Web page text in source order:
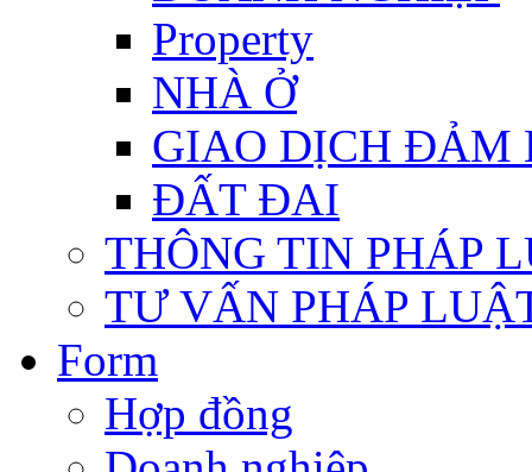
Property
NHÀ Ở
GIAO DỊCH ĐẢM
ĐẤT ĐAI
THÔNG TIN PHÁP
TƯ VẤN PHÁP
Form
Hợp đồng